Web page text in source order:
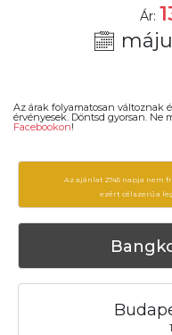
Ár:
Az árak folyamatosan változnak
érvényesek. Döntsd gyorsan. Ne
Facebookon!
Az ajánlat 2745 napja nem
ezért célszerű a